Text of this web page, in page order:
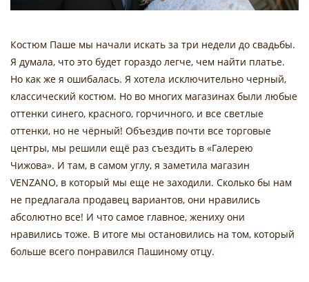
Костюм Паше мы начали искать за три недели до свадьбы.
Я думала, что это будет гораздо легче, чем найти платье.
Но как же я ошибалась. Я хотела исключительно черный,
классический костюм. Но во многих магазинах были любые
оттенки синего, красного, горчичного, и все светлые
оттенки, но не чёрный! Объездив почти все торговые
центры, мы решили ещё раз съездить в «Галерею
Чижова». И там, в самом углу, я заметила магазин
VENZANO, в который мы еще не заходили. Сколько бы нам
не предлагала продавец вариантов, они нравились
абсолютно все! И что самое главное, жениху они
нравились тоже. В итоге мы остановились на том, который
больше всего понравился Пашиному отцу.